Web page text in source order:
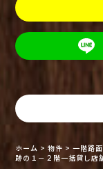
ホーム >物件 >一階路面
跡の１－２階一括貸し店